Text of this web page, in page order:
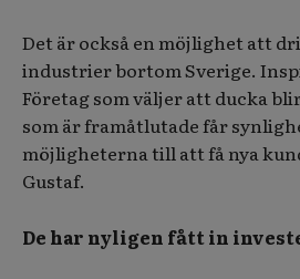
Det är också en möjlighet att
industrier bortom Sverige.
Företag som väljer att ducka
som är framåtlutade får
möjligheterna till att få nya
Gustaf.
De har nyligen fått in